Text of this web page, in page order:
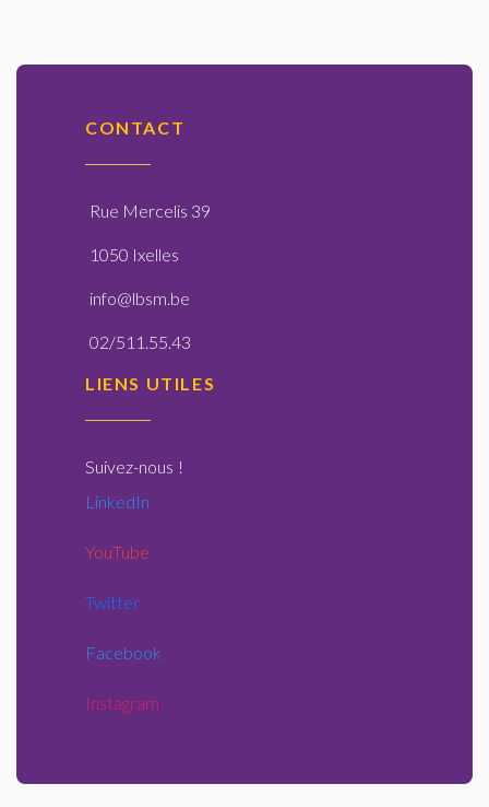
CONTACT
Rue Mercelis 39
1050 Ixelles
info@lbsm.be
02/511.55.43
LIENS UTILES
Suivez-nous !
LinkedIn
YouTube
Twitter
Facebook
Instagram